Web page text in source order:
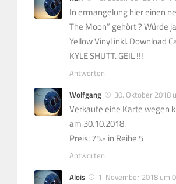
In ermangelung hier einen
The Moon” gehört ? Würde
Yellow Vinyl inkl. Download
KYLE SHUTT. GEIL !!!
Antworten
Wolfgang
30. Oktober 2018
Verkaufe eine Karte wegen
am 30.10.2018.
Preis: 75.- in Reihe 5
Antworten
Alois
1. November 2018 um